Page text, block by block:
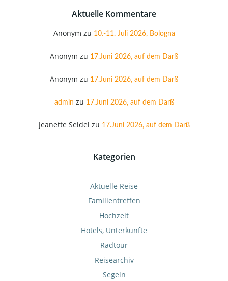
Aktuelle Kommentare
Anonym zu 10.-11. Juli 2026, Bologna
Anonym zu 17.Juni 2026, auf dem Darß
Anonym zu 17.Juni 2026, auf dem Darß
admin zu 17.Juni 2026, auf dem Darß
Jeanette Seidel zu 17.Juni 2026, auf dem Darß
Kategorien
Aktuelle Reise
Familientreffen
Hochzeit
Hotels, Unterkünfte
Radtour
Reisearchiv
Segeln